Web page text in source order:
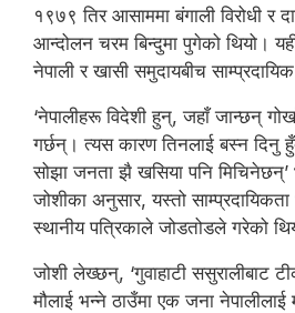
१९७९ तिर आसाममा बंगाली विरोधी र
आन्दोलन चरम बिन्दुमा पुगेको थियो।
नेपाली र खासी समुदायबीच
‘नेपालीहरू विदेशी हुन्, जहाँ जान्छन्
गर्छन्। त्यस कारण तिनलाई बस्न दिनु
सोझा जनता झै खसिया पनि मिचिनेछन्’
जोशीका अनुसार, यस्तो
स्थानीय पत्रिकाले जोडतोडले गरेको
जोशी लेख्छन्, ‘गुवाहाटी ससुरालीबाट
मौलाई भन्ने ठाउँमा एक जना